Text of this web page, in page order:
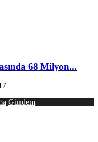
68 Milyon...
Gündem